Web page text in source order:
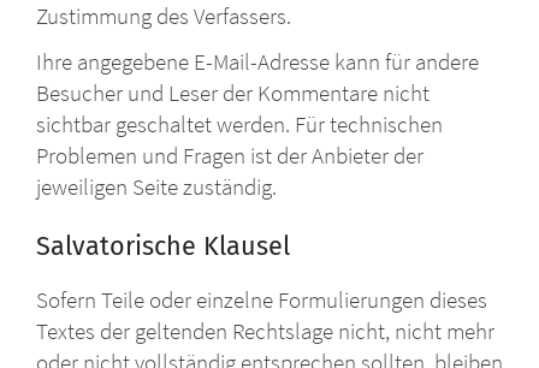
Zustimmung des Verfassers.
Ihre angegebene E-Mail-Adresse kann für andere
Besucher und Leser der Kommentare nicht
sichtbar geschaltet werden. Für technischen
Problemen und Fragen ist der Anbieter der
jeweiligen Seite zuständig.
Salvatorische Klausel
Sofern Teile oder einzelne Formulierungen dieses
Textes der geltenden Rechtslage nicht, nicht mehr
oder nicht vollständig entsprechen sollten, bleiben